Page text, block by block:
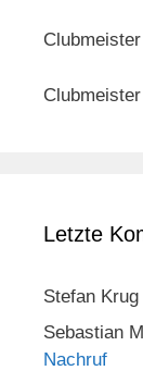
Letzte
Stefan Krug
Sebastian
Nachruf